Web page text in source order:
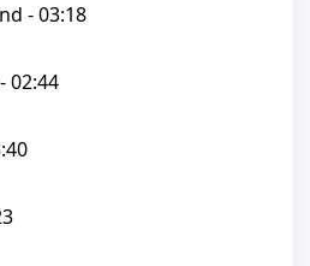
- 03:18
02:44